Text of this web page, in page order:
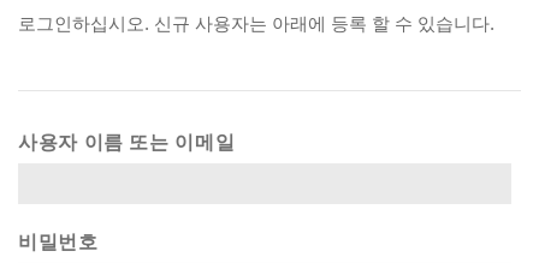
로그인하십시오. 신규 사용자는 아래에 등록 할 수 있습니다.
사용자 이름 또는 이메일
비밀번호